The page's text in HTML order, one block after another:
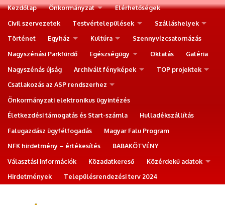
Kezdőlap Önkormányzat
Elérhetőségek
Civil szervezetek
Testvértelepülések
Szálláshelyek
Történet
Egyház Kultúra
Szennyvízcsatornázás
Nagyszénási Parkfürdő
Egészségügy Oktatás
Galéria
Nagyszénás újság
Archivált fényképek
TOP projektek
Csatlakozás az ASP rendszerhez
Önkormányzati elektronikus ügyintézés
Életkezdési támogatás és Start-számla
Hulladékszállítás
Falugazdász ügyfélfogadás
Magyar Falu Program
NFK hirdetmény – értékesítés
BABAKÖTVÉNY
Választási információk
Közadatkereső
Közérdekű adatok
Hirdetmények
Településrendezési terv 2024